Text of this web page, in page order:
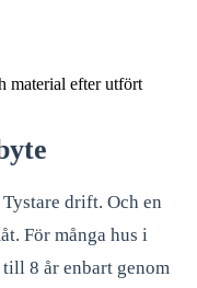
material efter utfört
drift. Och en
För många hus i
8 år enbart genom